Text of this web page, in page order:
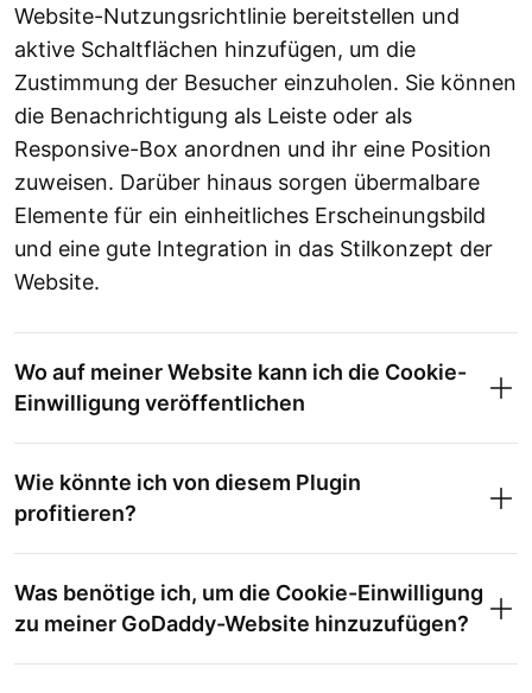
Website-Nutzungsrichtlinie bereitstellen und
aktive Schaltflächen hinzufügen, um die
Zustimmung der Besucher einzuholen. Sie können
die Benachrichtigung als Leiste oder als
Responsive-Box anordnen und ihr eine Position
zuweisen. Darüber hinaus sorgen übermalbare
Elemente für ein einheitliches Erscheinungsbild
und eine gute Integration in das Stilkonzept der
Website.
Wo auf meiner Website kann ich die Cookie-
Einwilligung veröffentlichen
Wie könnte ich von diesem Plugin
profitieren?
Was benötige ich, um die Cookie-Einwilligung
zu meiner GoDaddy-Website hinzuzufügen?